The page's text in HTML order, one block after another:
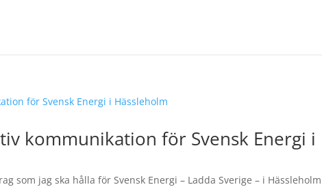
kommunikation för Svensk Energi i
som jag ska hålla för Svensk Energi – Ladda Sverige – i